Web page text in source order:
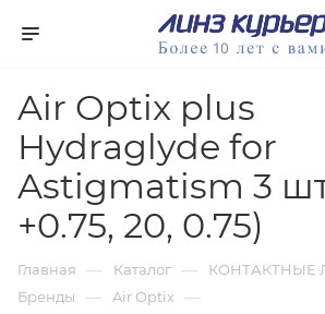
Air Optix plus
Hydraglyde for
Astigmatism 3
+0.75, 20, 0.75)
Главная — Каталог — КОНТАКТНЫЕ
Бренды — Air Optix —